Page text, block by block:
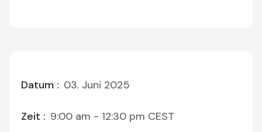
Datum : 03. Juni 2025
Zeit : 9:00 am - 12:30 pm CEST